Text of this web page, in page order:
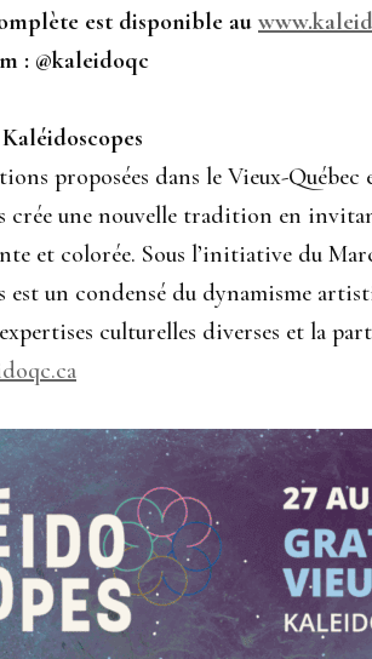
est disponible au
: @kaleidoqc
proposées dans le Vieux-
crée une nouvelle tradition en
et colorée. Sous l’initiative du
est un condensé du dynamisme
culturelles diverses et la